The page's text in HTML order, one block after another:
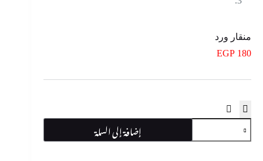
منقار ورد
EGP 180
كمية
منقار
ورد
إضافة إلى السلة